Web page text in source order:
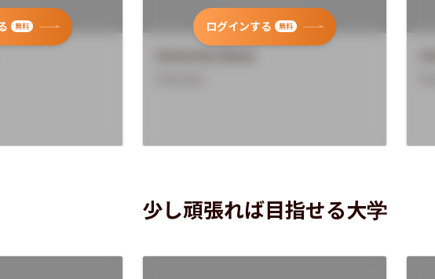
無料 ログインする 無料
少し頑張れば目指せる大学